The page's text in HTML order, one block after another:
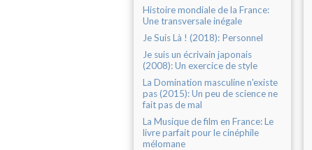
Histoire mondiale de la France:
Une transversale inégale
Je Suis Là ! (2018): Personnel
Je suis un écrivain japonais
(2008): Un exercice de style
La Domination masculine n'existe
pas (2015): Un peu de science ne
fait pas de mal
La Musique de film en France: Le
livre parfait pour le cinéphile
mélomane